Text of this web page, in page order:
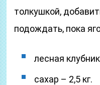
толкушкой,
подождать, пока
лесная
сахар – 2,5 кг.